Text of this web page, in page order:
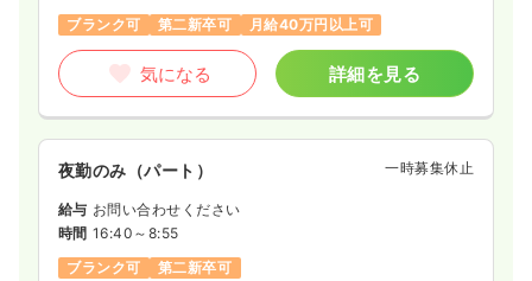
ブランク可
第二新卒可 月給40万円以上可
気になる 詳細を見る
夜勤のみ（パート） 一時募集休止
給与 お問い合わせください
時間 16:40～8:55
ブランク可
第二新卒可